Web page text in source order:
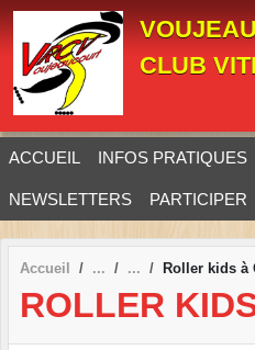
CLUB
ACCUEIL INFOS PRATIQUES
NEWSLETTERS PARTICIPER
Accueil Roller kids à
ROLLER
Panneau de gestion des cookies